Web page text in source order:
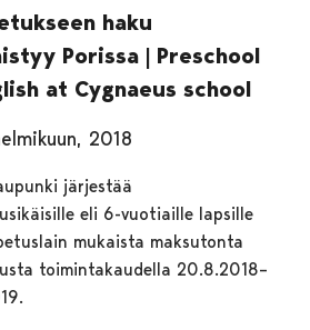
haku
Porissa | Preschool
at Cygnaeus school
2018
järjestää
eli 6-vuotiaille lapsille
mukaista maksutonta
toimintakaudella 20.8.2018–